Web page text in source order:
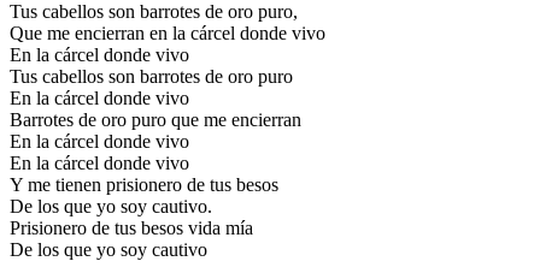
Tus cabellos son barrotes de oro puro,
Que me encierran en la cárcel donde vivo
En la cárcel donde vivo
Tus cabellos son barrotes de oro puro
En la cárcel donde vivo
Barrotes de oro puro que me encierran
En la cárcel donde vivo
En la cárcel donde vivo
Y me tienen prisionero de tus besos
De los que yo soy cautivo.
Prisionero de tus besos vida mía
De los que yo soy cautivo